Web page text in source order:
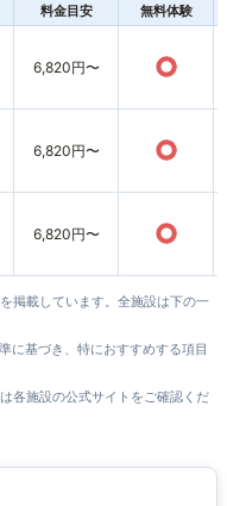
料金目安 無料体験
6,820円〜 ○
6,820円〜 ○
6,820円〜 ○
掲載しています。全施設は下の一
に基づき、特におすすめする項目
各施設の公式サイトをご確認くだ